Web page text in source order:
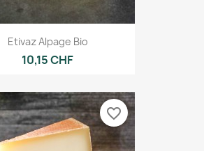
Etivaz Alpage Bio
10,15 CHF
favorite_border